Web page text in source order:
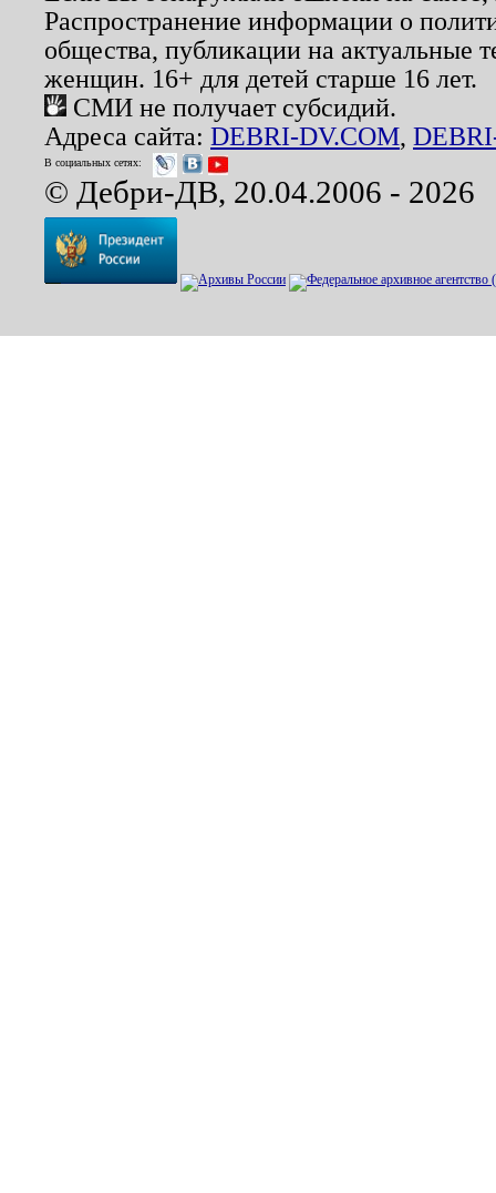
Распространение информации о
общества, публикации на актуальные
женщин. 16+ для детей старше 16 лет.
СМИ не получает субсидий.
Адреса сайта: DEBRI-DV.COM,
В социальных сетях:
© Дебри-ДВ, 20.04.2006 - 2026